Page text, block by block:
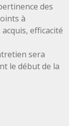
des
à
efficacité
sera
le début de la